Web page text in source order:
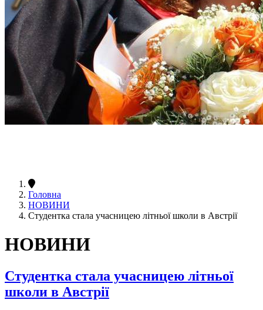
Головна
НОВИНИ
Студентка стала учасницею літньої школи в Австрії
НОВИНИ
Студентка стала учасницею літньої
школи в Австрії